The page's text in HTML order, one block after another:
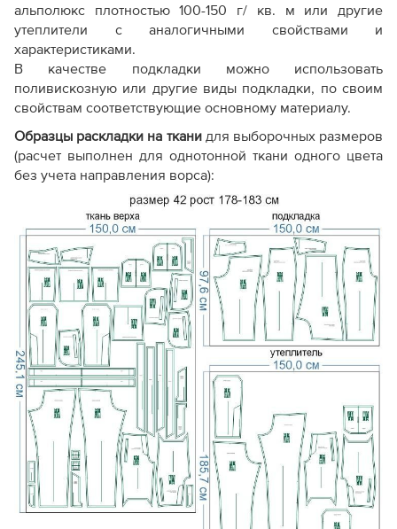
альполюкс плотностью 100-150 г/ кв. м или другие
утеплители с аналогичными свойствами и
характеристиками.
В качестве подкладки можно использовать
поливискозную или другие виды подкладки, по своим
свойствам соответствующие основному материалу.
Образцы раскладки на ткани для выборочных размеров
(расчет выполнен для однотонной ткани одного цвета
без учета направления ворса):